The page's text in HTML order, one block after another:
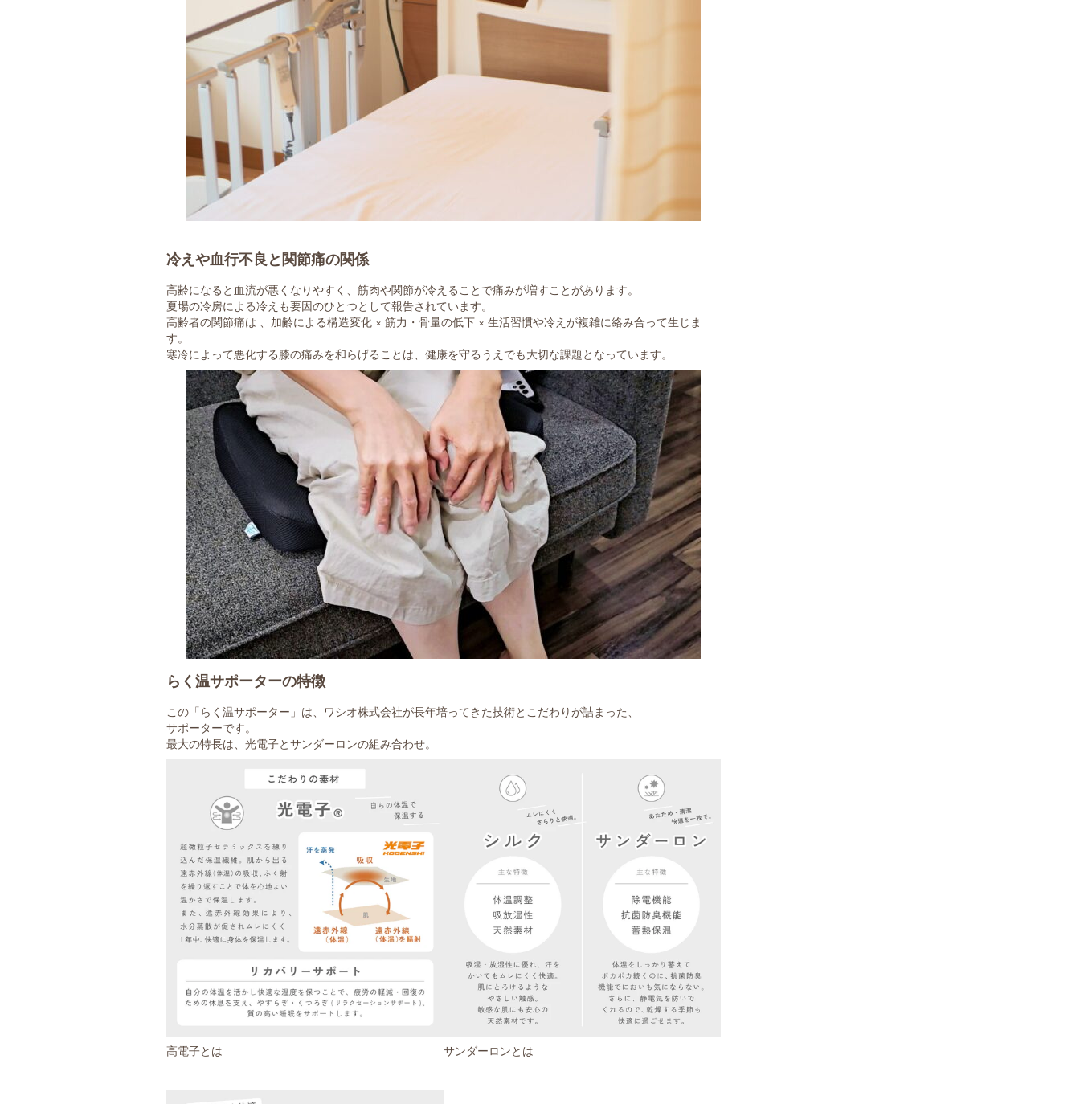
冷えや血行不良と関節痛の関係
高齢になると血流が悪くなりやすく、筋肉や関節が冷えることで痛みが増すことがあります。
夏場の冷房による冷えも要因のひとつとして報告されています。
高齢者の関節痛は 、加齢による構造変化 × 筋力・骨量の低下 × 生活習慣や冷えが複雑に絡み合って生じま
す。
寒冷によって悪化する膝の痛みを和らげることは、健康を守るうえでも大切な課題となっています。
らく温サポーターの特徴
この「らく温サポーター」は、ワシオ株式会社が長年培ってきた技術とこだわりが詰まった、
サポーターです。
最大の特長は、光電子とサンダーロンの組み合わせ。
高電子とは サンダーロンとは